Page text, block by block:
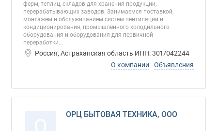
ферм, теплиц, складов для хранения продукции,
перерабатывающих заводов. Занимаемся поставкой,
монтажем и обслуживанием систем вентиляции и
кондиционирования, промышленного холодильного
оборудования и оборудования для первичной
переработки...
Россия, Астраханская область ИНН: 3017042244
О компании
Объявления
ОРЦ БЫТОВАЯ ТЕХНИКА, ООО